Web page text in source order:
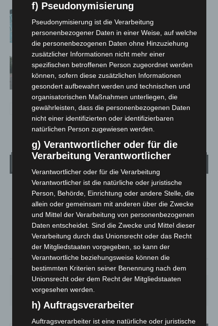
Anklage nach Abschaltung von
„Archetyp Market“ erhoben
Hannover: Polizei stoppt 166
Trunkenheitsfahrten bei
Großkontrolle
Wetter
LANGENHAGEN
Mäßig Bewölkt
16.4°C 16.8°
14.9°
78% 3m/s 26%
21° 26°
MO.
f) Pseudonymisierung
Pseudonymisierung ist die Verarbeitung
personenbezogener Daten in einer Weise, auf welche
die personenbezogenen Daten ohne Hinzuziehung
zusätzlicher Informationen nicht mehr einer
spezifischen betroffenen Person zugeordnet werden
können, sofern diese zusätzlichen Informationen
gesondert aufbewahrt werden und technischen und
organisatorischen Maßnahmen unterliegen, die
gewährleisten, dass die personenbezogenen Daten
nicht einer identifizierten oder identifizierbaren
natürlichen Person zugewiesen werden.
g) Verantwortlicher oder für die
Verarbeitung Verantwortlicher
Verantwortlicher oder für die Verarbeitung
Verantwortlicher ist die natürliche oder juristische
Person, Behörde, Einrichtung oder andere Stelle, die
allein oder gemeinsam mit anderen über die Zwecke
und Mittel der Verarbeitung von personenbezogenen
Daten entscheidet. Sind die Zwecke und Mittel dieser
Verarbeitung durch das Unionsrecht oder das Recht
der Mitgliedstaaten vorgegeben, so kann der
Verantwortliche beziehungsweise können die
bestimmten Kriterien seiner Benennung nach dem
Unionsrecht oder dem Recht der Mitgliedstaaten
vorgesehen werden.
h) Auftragsverarbeiter
Auftragsverarbeiter ist eine natürliche oder juristische